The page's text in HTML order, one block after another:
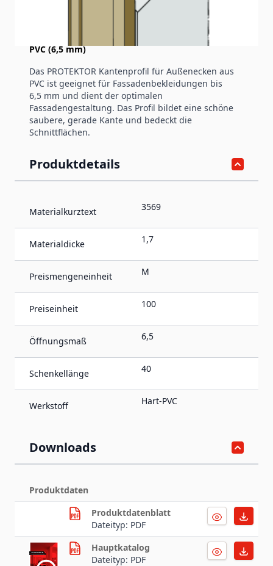
Kantenprofil ohne Schnittkantenüberdeckung
PVC (6,5 mm)
Das PROTEKTOR Kantenprofil für Außenecken aus
PVC ist geeignet für Fassadenbekleidungen bis
6,5 mm und dient der optimalen
Fassadengestaltung. Das Profil bildet eine schöne
saubere, gerade Kante und bedeckt die
Schnittflächen.
Produktdetails
Materialkurztext 3569
Materialdicke 1,7
Preismengeneinheit M
Preiseinheit 100
Öffnungsmaß 6,5
Schenkellänge 40
Werkstoff Hart-PVC
Downloads
Produktdaten
Produktdatenblatt
Dateityp: PDF
Hauptkatalog
Dateityp: PDF